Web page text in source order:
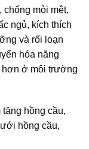
chống mỏi mệt,
ngủ, kích thích
và rối loạn
hóa năng
hơn ở môi trường
hồng cầu,
hồng cầu,